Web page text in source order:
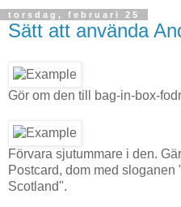
torsdag, februari 25
Sätt att använda
Gör om den till bag-in-box-
Förvara sjutummare i den.
Postcard, dom med sloganen
Scotland".